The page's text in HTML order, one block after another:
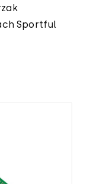
Sportful